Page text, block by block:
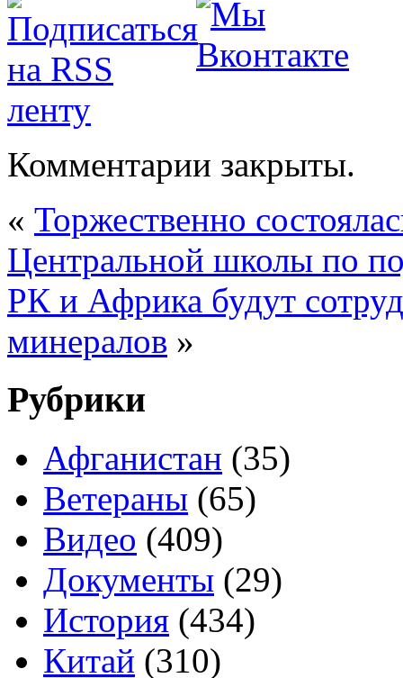
Комментарии закрыты.
« Торжественно
Центральной школы по
РК и Африка будут
минералов »
Рубрики
Афганистан (35)
Ветераны (65)
Видео (409)
Документы (29)
История (434)
Китай (310)